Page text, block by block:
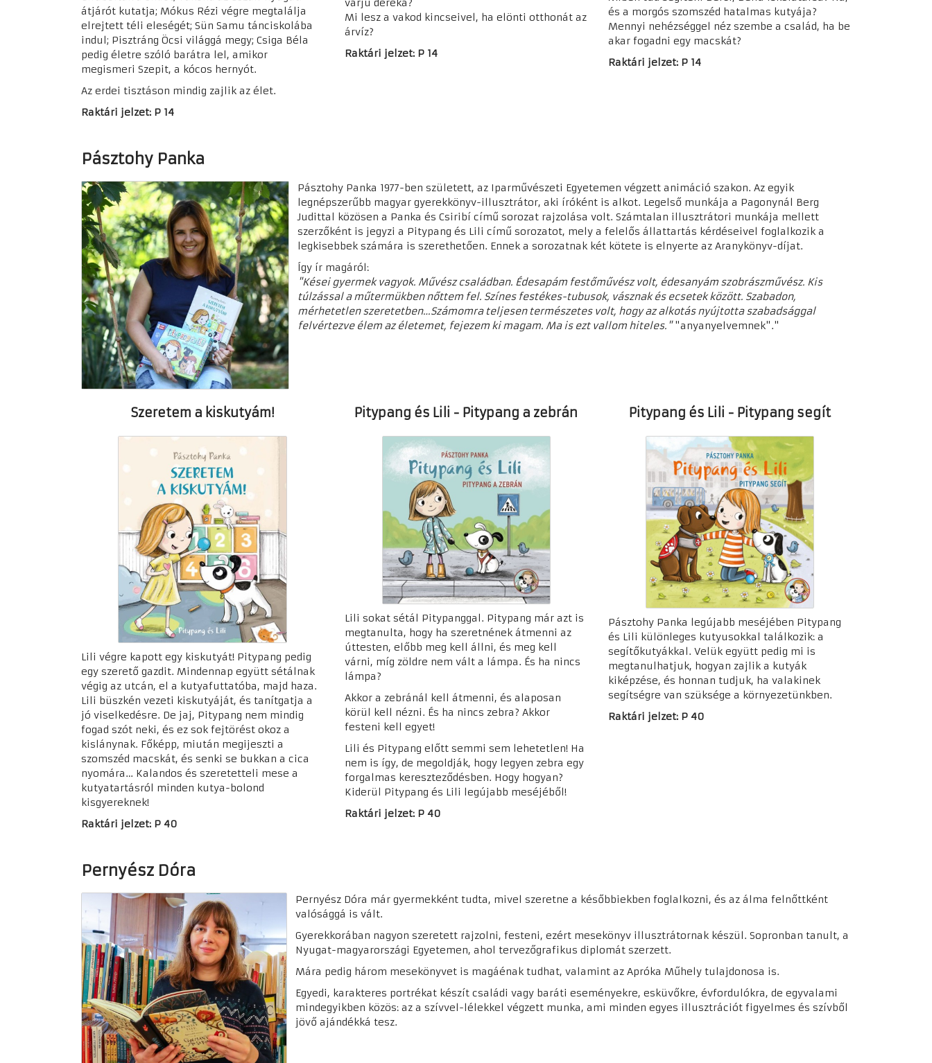
átjárót kutatja; Mókus Rézi végre megtalálja
elrejtett téli eleségét; Sün Samu tánciskolába
indul; Pisztráng Öcsi világgá megy; Csiga Béla
pedig életre szóló barátra lel, amikor
megismeri Szepit, a kócos hernyót.
Az erdei tisztáson mindig zajlik az élet.
Raktári jelzet: P 14
varjú dereka?
Mi lesz a vakod kincseivel, ha elönti otthonát az
árvíz?
Raktári jelzet: P 14
és a morgós szomszéd hatalmas kutyája?
Mennyi nehézséggel néz szembe a család, ha be
akar fogadni egy macskát?
Raktári jelzet: P 14
Pásztohy Panka
Pásztohy Panka 1977-ben született, az Iparművészeti Egyetemen végzett animáció szakon. Az egyik
legnépszerűbb magyar gyerekkönyv-illusztrátor, aki íróként is alkot. Legelső munkája a Pagonynál Berg
Judittal közösen a Panka és Csiribí című sorozat rajzolása volt. Számtalan illusztrátori munkája mellett
szerzőként is jegyzi a Pitypang és Lili című sorozatot, mely a felelős állattartás kérdéseivel foglalkozik a
legkisebbek számára is szerethetően. Ennek a sorozatnak két kötete is elnyerte az Aranykönyv-díjat.
Így ír magáról:
"Kései gyermek vagyok. Művész családban. Édesapám festőművész volt, édesanyám szobrászművész. Kis
túlzással a műtermükben nőttem fel. Színes festékes-tubusok, vásznak és ecsetek között. Szabadon,
mérhetetlen szeretetben…Számomra teljesen természetes volt, hogy az alkotás nyújtotta szabadsággal
felvértezve élem az életemet, fejezem ki magam. Ma is ezt vallom hiteles.""anyanyelvemnek"."
Szeretem a kiskutyám!
Lili végre kapott egy kiskutyát! Pitypang pedig
egy szerető gazdit. Mindennap együtt sétálnak
végig az utcán, el a kutyafuttatóba, majd haza.
Lili büszkén vezeti kiskutyáját, és tanítgatja a
jó viselkedésre. De jaj, Pitypang nem mindig
fogad szót neki, és ez sok fejtörést okoz a
kislánynak. Főképp, miután megijeszti a
szomszéd macskát, és senki se bukkan a cica
nyomára… Kalandos és szeretetteli mese a
kutyatartásról minden kutya-bolond
kisgyereknek!
Raktári jelzet: P 40
Pitypang és Lili - Pitypang a zebrán
Lili sokat sétál Pitypanggal. Pitypang már azt is
megtanulta, hogy ha szeretnének átmenni az
úttesten, előbb meg kell állni, és meg kell
várni, míg zöldre nem vált a lámpa. És ha nincs
lámpa?
Akkor a zebránál kell átmenni, és alaposan
körül kell nézni. És ha nincs zebra? Akkor
festeni kell egyet!
Lili és Pitypang előtt semmi sem lehetetlen! Ha
nem is így, de megoldják, hogy legyen zebra egy
forgalmas kereszteződésben. Hogy hogyan?
Kiderül Pitypang és Lili legújabb meséjéből!
Raktári jelzet: P 40
Pitypang és Lili - Pitypang segít
Pásztohy Panka legújabb meséjében Pitypang
és Lili különleges kutyusokkal találkozik: a
segítőkutyákkal. Velük együtt pedig mi is
megtanulhatjuk, hogyan zajlik a kutyák
kiképzése, és honnan tudjuk, ha valakinek
segítségre van szüksége a környezetünkben.
Raktári jelzet: P 40
Pernyész Dóra
Pernyész Dóra már gyermekként tudta, mivel szeretne a későbbiekben foglalkozni, és az álma felnőttként
valósággá is vált.
Gyerekkorában nagyon szeretett rajzolni, festeni, ezért mesekönyv illusztrátornak készül. Sopronban tanult, a
Nyugat-magyarországi Egyetemen, ahol tervezőgrafikus diplomát szerzett.
Mára pedig három mesekönyvet is magáénak tudhat, valamint az Apróka Műhely tulajdonosa is.
Egyedi, karakteres portrékat készít családi vagy baráti eseményekre, esküvőkre, évfordulókra, de egyvalami
mindegyikben közös: az a szívvel-lélekkel végzett munka, ami minden egyes illusztrációt figyelmes és szívből
jövő ajándékká tesz.